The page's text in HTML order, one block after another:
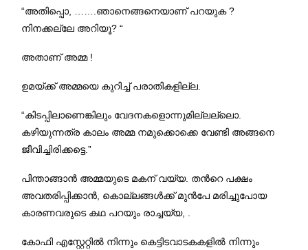
“അതിപ്പൊ, …….ഞാനെങ്ങനെയാണ് പറയുക ?
നിനക്കല്ലേ അറിയൂ? “
അതാണ് അമ്മ !
ഉമയ്ക്ക് അമ്മയെ കുറിച്ച് പരാതികളില്ല.
“കിടപ്പിലാണെങ്കിലും വേദനകളൊന്നുമില്ലല്ലൊ.
കഴിയുന്നത്ര കാലം അമ്മ നമുക്കൊക്കെ വേണ്ടി അങ്ങനെ
ജീവിച്ചിരിക്കട്ടെ.”
പിന്താങ്ങാന്‍ അമ്മയുടെ മകന് വയ്യ. തന്‍റെ പക്ഷം
അവതരിപ്പിക്കാന്‍, കൊല്ലങ്ങള്‍ക്ക് മുന്‍പേ മരിച്ചുപോയ
കാരണവരുടെ കഥ പറയും രാച്ചയ്യ, .
കോഫി എസ്റ്റേറ്റിൽ നിന്നും കെട്ടിടവാടകകളിൽ നിന്നും